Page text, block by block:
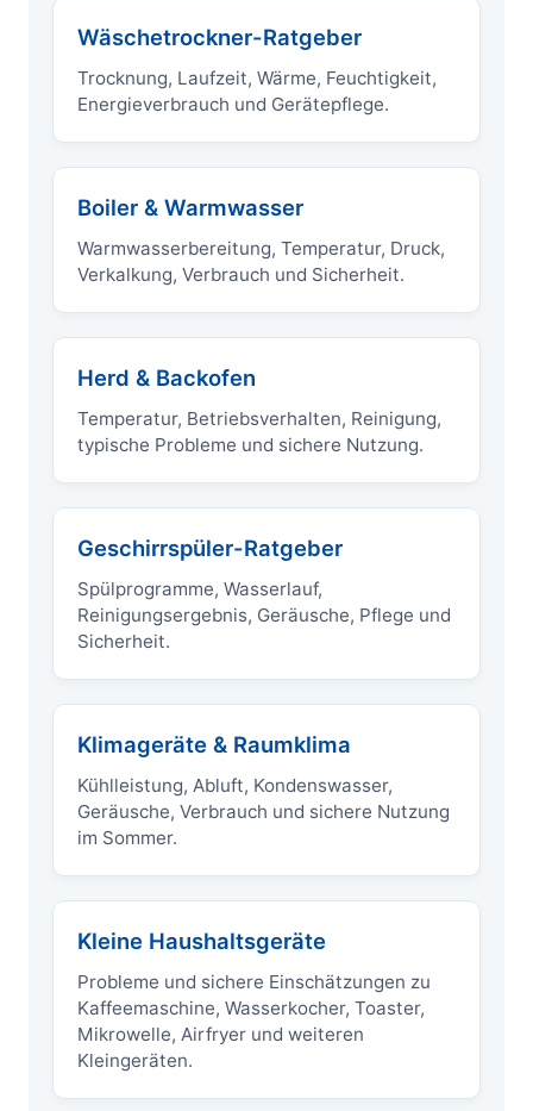
Wäschetrockner-Ratgeber
Trocknung, Laufzeit, Wärme, Feuchtigkeit,
Energieverbrauch und Gerätepflege.
Boiler & Warmwasser
Warmwasserbereitung, Temperatur, Druck,
Verkalkung, Verbrauch und Sicherheit.
Herd & Backofen
Temperatur, Betriebsverhalten, Reinigung,
typische Probleme und sichere Nutzung.
Geschirrspüler-Ratgeber
Spülprogramme, Wasserlauf,
Reinigungsergebnis, Geräusche, Pflege und
Sicherheit.
Klimageräte & Raumklima
Kühlleistung, Abluft, Kondenswasser,
Geräusche, Verbrauch und sichere Nutzung
im Sommer.
Kleine Haushaltsgeräte
Probleme und sichere Einschätzungen zu
Kaffeemaschine, Wasserkocher, Toaster,
Mikrowelle, Airfryer und weiteren
Kleingeräten.